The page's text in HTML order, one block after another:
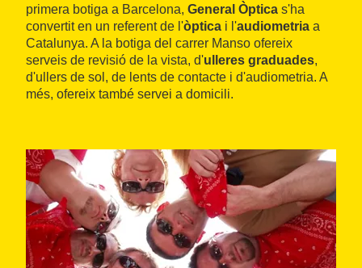
primera botiga a Barcelona, General Òptica s'ha
convertit en un referent de l'òptica i l'audiometria a
Catalunya. A la botiga del carrer Manso ofereix
serveis de revisió de la vista, d'ulleres graduades,
d'ullers de sol, de lents de contacte i d'audiometria. A
més, ofereix també servei a domicili.